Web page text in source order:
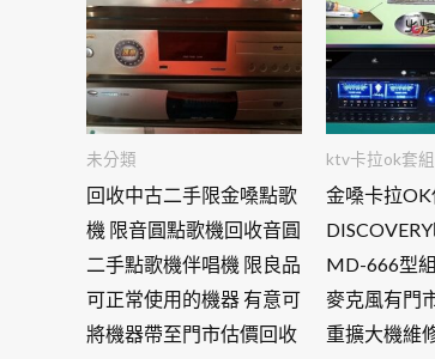
未分類
回收中古二手限金嗓點歌
機 限音圓點歌機回收音圓
二手點歌機伴唱機 限良品
可正常使用的機器 有意可
將機器帶至門市估價回收
ktv卡拉ok套組
金嗓卡拉
MD-666型
麥克風有門
重擴大機維